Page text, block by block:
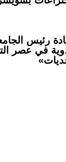
رئيس
في عصر